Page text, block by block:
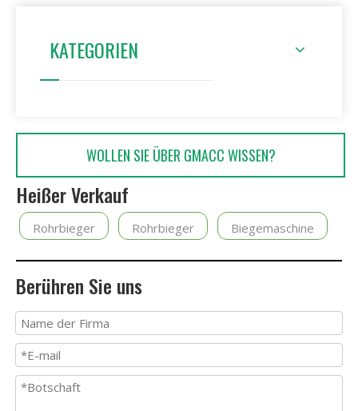
KATEGORIEN
WOLLEN SIE ÜBER GMACC WISSEN?
Heißer Verkauf
Rohrbieger Rohrbieger Biegemaschine
Berühren Sie uns